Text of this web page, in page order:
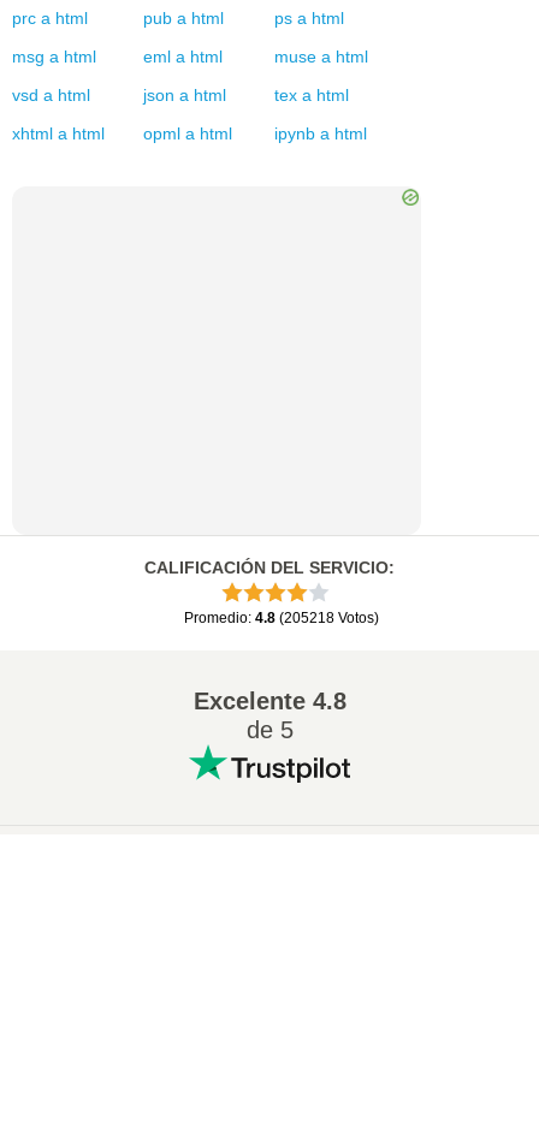
prc a html pub a html ps a html
msg a html eml a html muse a html
vsd a html json a html tex a html
xhtml a html opml a html ipynb a html
CALIFICACIÓN DEL SERVICIO:
Promedio: 4.8 (205218 Votos)
Excelente4.8
de 5